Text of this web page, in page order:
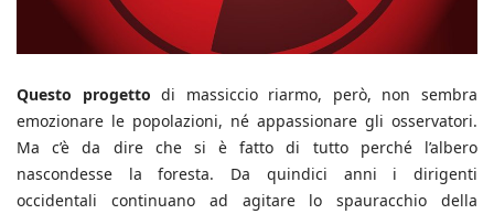
Questo progetto di massiccio riarmo, però, non sembra
emozionare le popolazioni, né appassionare gli osservatori.
Ma c’è da dire che si è fatto di tutto perché l’albero
nascondesse la foresta. Da quindici anni i dirigenti
occidentali continuano ad agitare lo spauracchio della